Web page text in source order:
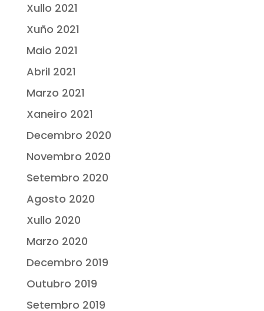
Xullo 2021
Xuño 2021
Maio 2021
Abril 2021
Marzo 2021
Xaneiro 2021
Decembro 2020
Novembro 2020
Setembro 2020
Agosto 2020
Xullo 2020
Marzo 2020
Decembro 2019
Outubro 2019
Setembro 2019